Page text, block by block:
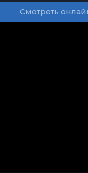
Смотреть